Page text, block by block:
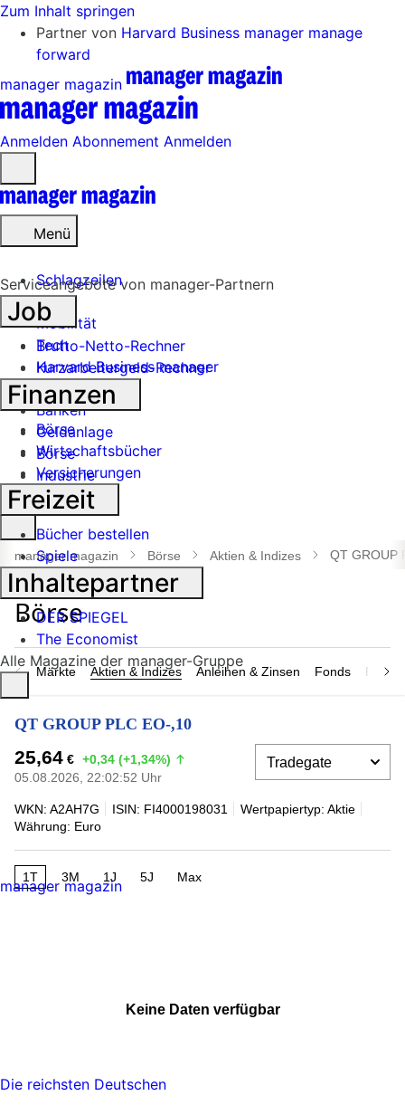
Zum Inhalt springen
Partner von Harvard Business manager manage
forward
manager magazin
Anmelden Abonnement Anmelden
öffnen
Menü
Schlagzeilen
Mobilität
Tech
Harvard Business manager
Handel
Banken
Geldanlage
Börse
Industrie
Suche
öffnen
manager magazin Börse Aktien & Indizes QT GROUP
Märkte Aktien & Indizes Anleihen & Zinsen Fonds
QT GROUP PLC EO-,10
25,64 € +0,34 (+1,34%)
05.08.2026, 22:02:52 Uhr
WKN: A2AH7G ISIN: FI4000198031
Wertpapiertyp: Aktie
Währung: Euro
1T 3M 1J 5J Max
Keine Daten verfügbar
Serviceangebote von manager-Partnern
Job
Brutto-Netto-Rechner
Kurzarbeitergeld-Rechner
Finanzen
Börse
Wirtschaftsbücher
Versicherungen
Freizeit
Bücher bestellen
Spiele
Inhaltepartner
DER SPIEGEL
The Economist
Alle Magazine der manager-Gruppe
manager magazin
Die reichsten Deutschen